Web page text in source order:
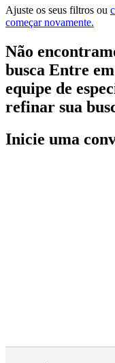
Ajuste os seus filtros ou
começar novamente.
Não
busca Entre
equipe de
refinar sua
Inicie uma